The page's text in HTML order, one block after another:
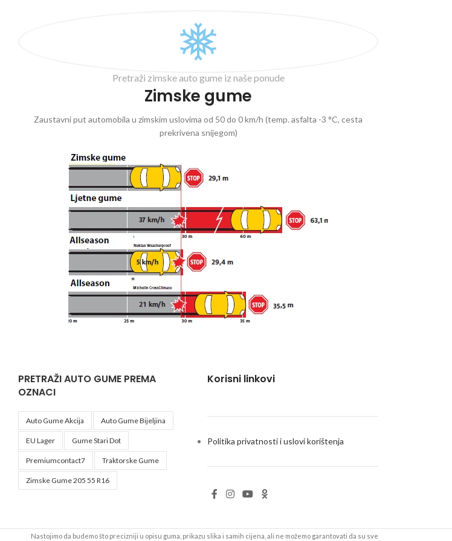
Pretraži zimske auto gume iz naše ponude
Zimske gume
Zaustavni put automobila u zimskim uslovima od 50 do 0 km/h (temp. asfalta -3 °C, cesta
prekrivena snijegom)
PRETRAŽI AUTO GUME PREMA
OZNACI
Auto Gume Akcija Auto Gume Bijeljina
EU Lager Gume Stari Dot
Premiumcontact7 Traktorske Gume
Zimske Gume 205 55 R16
Korisni linkovi
Politika privatnosti i uslovi korištenja
Nastojimo da budemo što precizniji u opisu guma, prikazu slika i samih cijena, ali ne možemo garantovati da su sve